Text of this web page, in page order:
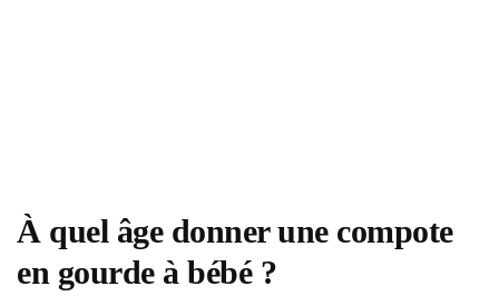
À quel âge donner une compote
en gourde à bébé ?